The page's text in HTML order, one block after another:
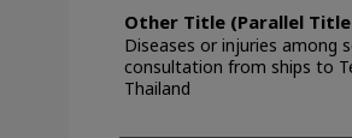
Other Title (Parallel
Diseases or injuries among
consultation from ships to
Thailand